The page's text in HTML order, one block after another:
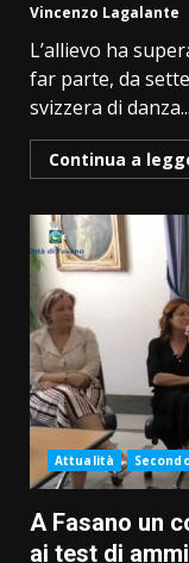
Vincenzo Lagalante
L’allievo ha
far parte, da
svizzera di danza...
Continua a
Attualità
A Fasano un
ai test di